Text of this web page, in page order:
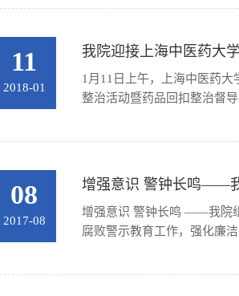
11
2018-01
我院迎接上海中医药大
1月11日上午，上海中医药
整治活动暨药品回扣整治督
08
2017-08
增强意识 警钟长鸣——
增强意识 警钟长鸣 ——我院
腐败警示教育工作，强化廉